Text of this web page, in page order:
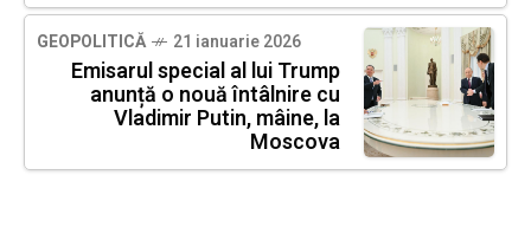
GEOPOLITICĂ 21 ianuarie 2026
Emisarul special al lui Trump
anunță o nouă întâlnire cu
Vladimir Putin, mâine, la
Moscova